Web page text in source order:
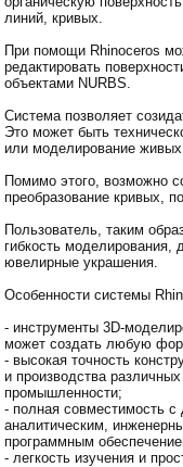
линий, кривых.
При помощи Rhinoceros
редактировать
объектами NURBS.
Система позволяет
Это может быть
или моделирование
Помимо этого, возможно
преобразование кривых,
Пользователь, таким
гибкость моделирования,
ювелирные украшения.
Особенности системы
- инструменты 3D-
может создать любую
- высокая точность
и производства
промышленности;
- полная совместимость
аналитическим,
программным
- легкость изучения и